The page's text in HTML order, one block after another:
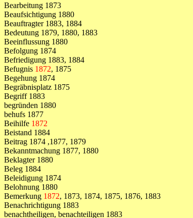
Bearbeitung 1873
Beaufsichtigung 1880
Beauftragter 1883, 1884
Bedeutung 1879, 1880, 1883
Beeinflussung 1880
Befolgung 1874
Befriedigung 1883, 1884
Befugnis 1872, 1875
Begehung 1874
Begräbnisplatz 1875
Begriff 1883
begründen 1880
behufs 1877
Beihilfe 1872
Beistand 1884
Beitrag 1874 ,1877, 1879
Bekanntmachung 1877, 1880
Beklagter 1880
Beleg 1884
Beleidigung 1874
Belohnung 1880
Bemerkung 1872, 1873, 1874, 1875, 1876, 1883
Benachrichtigung 1883
benachtheiligen, benachteiligen 1883